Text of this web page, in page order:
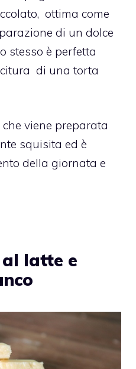
ottima come
di un dolce
stesso è perfetta
di una torta
viene preparata
squisita ed è
della giornata e
al latte e